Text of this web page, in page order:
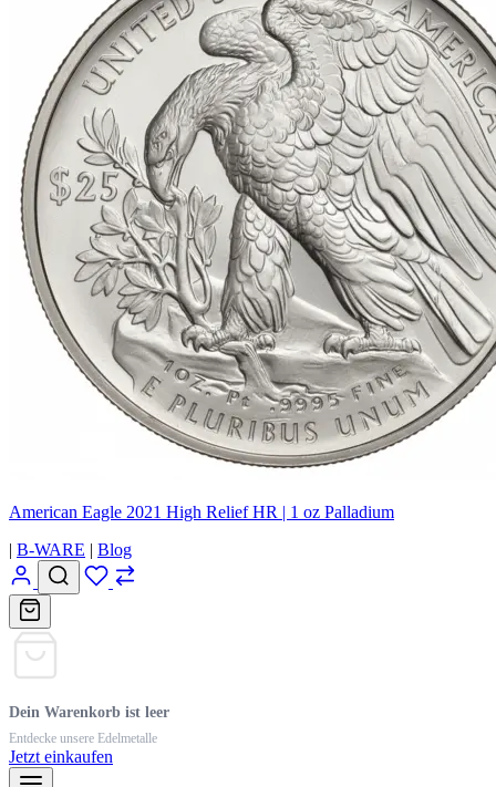
American Eagle 2021 High Relief HR | 1 oz Palladium
| B-WARE | Blog
Dein Warenkorb ist leer
Entdecke unsere Edelmetalle
Jetzt einkaufen